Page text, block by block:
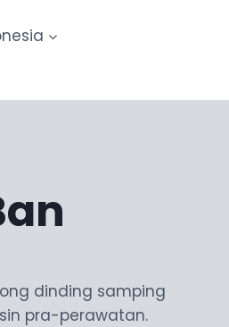
dinding samping
pra-perawatan.